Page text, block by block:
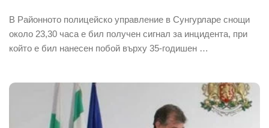
В Районното полицейско управление в Сунгурларе снощи
около 23,30 часа е бил получен сигнал за инцидента, при
който е бил нанесен побой върху 35-годишен …